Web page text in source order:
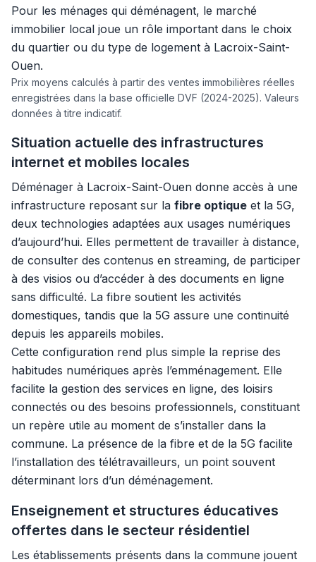
Pour les ménages qui déménagent, le marché
immobilier local joue un rôle important dans le choix
du quartier ou du type de logement à Lacroix-Saint-
Ouen.
Prix moyens calculés à partir des ventes immobilières réelles
enregistrées dans la base officielle DVF (2024-2025). Valeurs
données à titre indicatif.
Situation actuelle des infrastructures
internet et mobiles locales
Déménager à Lacroix-Saint-Ouen donne accès à une
infrastructure reposant sur la fibre optique et la 5G,
deux technologies adaptées aux usages numériques
d’aujourd’hui. Elles permettent de travailler à distance,
de consulter des contenus en streaming, de participer
à des visios ou d’accéder à des documents en ligne
sans difficulté. La fibre soutient les activités
domestiques, tandis que la 5G assure une continuité
depuis les appareils mobiles.
Cette configuration rend plus simple la reprise des
habitudes numériques après l’emménagement. Elle
facilite la gestion des services en ligne, des loisirs
connectés ou des besoins professionnels, constituant
un repère utile au moment de s’installer dans la
commune. La présence de la fibre et de la 5G facilite
l’installation des télétravailleurs, un point souvent
déterminant lors d’un déménagement.
Enseignement et structures éducatives
offertes dans le secteur résidentiel
Les établissements présents dans la commune jouent